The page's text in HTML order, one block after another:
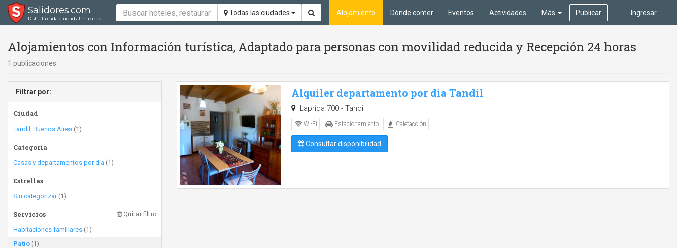
Salidores.com
Disfrutá cada ciudad al máximo
Todas las ciudades Ingresar
Alojamiento Dónde comer Eventos Actividades Más Publicar
Alojamientos con Información turística, Adaptado para personas con movilidad reducida y Recepción 24 horas
1 publicaciones
Filtrar por:
Ciudad
Tandil, Buenos Aires (1)
Categoría
Casas y departamentos por día (1)
Estrellas
Sin categorizar(1)
Servicios Quitar filtro
Habitaciones familiares (1)
Patio (1)
Alquiler departamento por dia Tandil
Laprida 700 - Tandil
Wi-Fi Estacionamiento Calefacción
Consultar disponibilidad